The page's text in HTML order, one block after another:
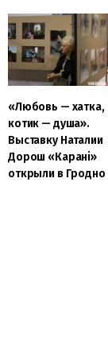
«Любовь — хатка,
котик — душа».
Выставку Наталии
Дорош «Карані»
открыли в Гродно